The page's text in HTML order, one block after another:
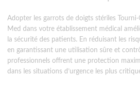
Adopter les garrots de doigts stériles
Med dans votre établissement médical
la sécurité des patients. En réduisant les
en garantissant une utilisation sûre et
professionnels offrent une protection
dans les situations d’urgence les plus